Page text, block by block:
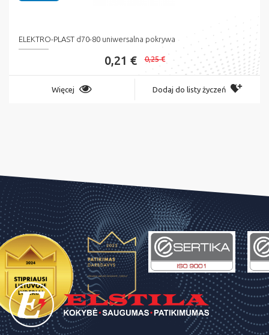
ELEKTRO-PLAST d70-80 uniwersalna pokrywa
0,21 € 0,25 €
Więcej Dodaj do listy życzeń